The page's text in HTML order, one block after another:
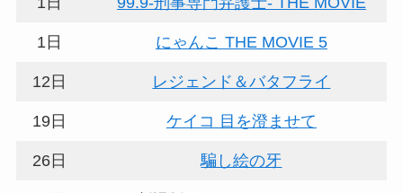
1日 にゃんこ THE MOVIE 5
12日 レジェンド＆バタフライ
19日 ケイコ 目を澄ませて
26日 騙し絵の牙